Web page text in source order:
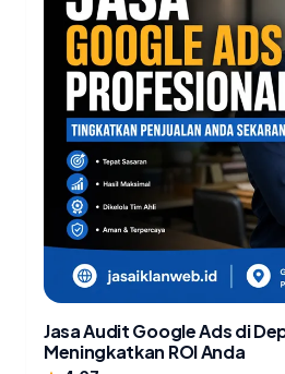
Jasa Audit Google Ads di
Meningkatkan ROI Anda